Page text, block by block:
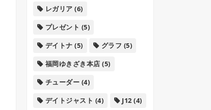
レガリア (6)
プレゼント (5)
デイトナ (5) グラフ (5)
福岡ゆきざき本店 (5)
チューダー (4)
デイトジャスト (4) J12 (4)